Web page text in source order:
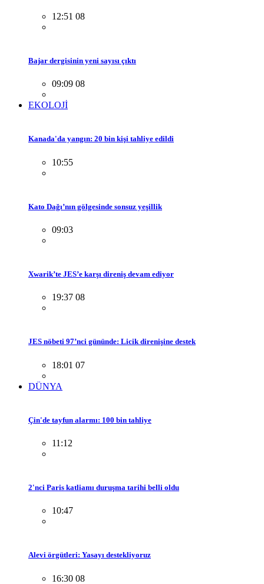
12:51 08
Bajar dergisinin yeni sayısı çıktı
09:09 08
EKOLOJİ
Kanada'da yangın: 20 bin kişi tahliye edildi
10:55
Kato Dağı’nın gölgesinde sonsuz yeşillik
09:03
Xwarik’te JES’e karşı direniş devam ediyor
19:37 08
JES nöbeti 97’nci gününde: Licik direnişine destek
18:01 07
DÜNYA
Çin'de tayfun alarmı: 100 bin tahliye
11:12
2'nci Paris katliamı duruşma tarihi belli oldu
10:47
Alevi örgütleri: Yasayı destekliyoruz
16:30 08